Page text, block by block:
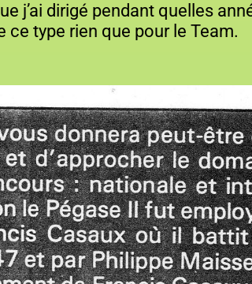
j’ai dirigé pendant quelles
ce type rien que pour le Team.